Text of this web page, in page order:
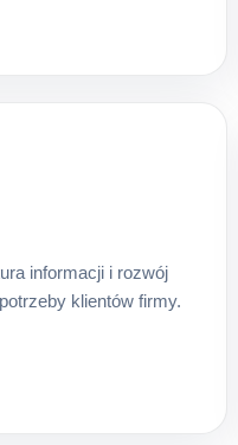
informacji i rozwój
klientów firmy.